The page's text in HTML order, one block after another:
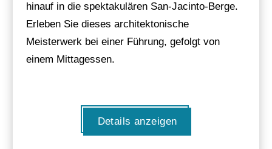
hinauf in die spektakulären San-Jacinto-Berge.
Erleben Sie dieses architektonische
Meisterwerk bei einer Führung, gefolgt von
einem Mittagessen.
Details anzeigen